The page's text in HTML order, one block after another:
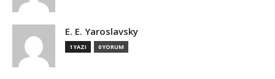
E. E. Yaroslavsky
1 YAZI 0 YORUM